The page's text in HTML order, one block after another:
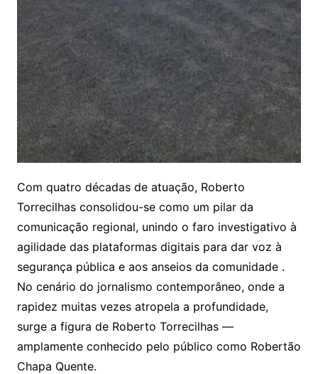
Com quatro décadas de atuação, Roberto
Torrecilhas consolidou-se como um pilar da
comunicação regional, unindo o faro investigativo à
agilidade das plataformas digitais para dar voz à
segurança pública e aos anseios da comunidade .
No cenário do jornalismo contemporâneo, onde a
rapidez muitas vezes atropela a profundidade,
surge a figura de Roberto Torrecilhas —
amplamente conhecido pelo público como Robertão
Chapa Quente.